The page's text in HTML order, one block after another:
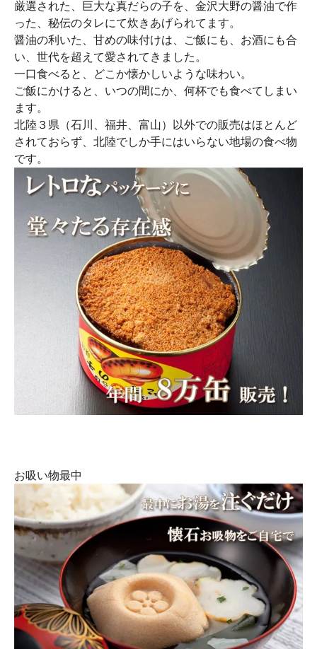
厳選された、巨大な真だらの子を、金沢大野の醤油で作
った、秘伝のタレにて炊きあげられてます。
醤油の利いた、甘めの味付けは、ご飯にも、お酒にも合
い、世代を超えて愛されてきました。
一口食べると、どこか懐かしいような味わい。
ご飯にかけると、いつの間にか、何杯でも食べてしまい
ます。
北陸３県（石川、福井、富山）以外での販売はほとんど
されておらず、北陸でしか手にはいらない地場の食べ物
です。
お吸い物最中